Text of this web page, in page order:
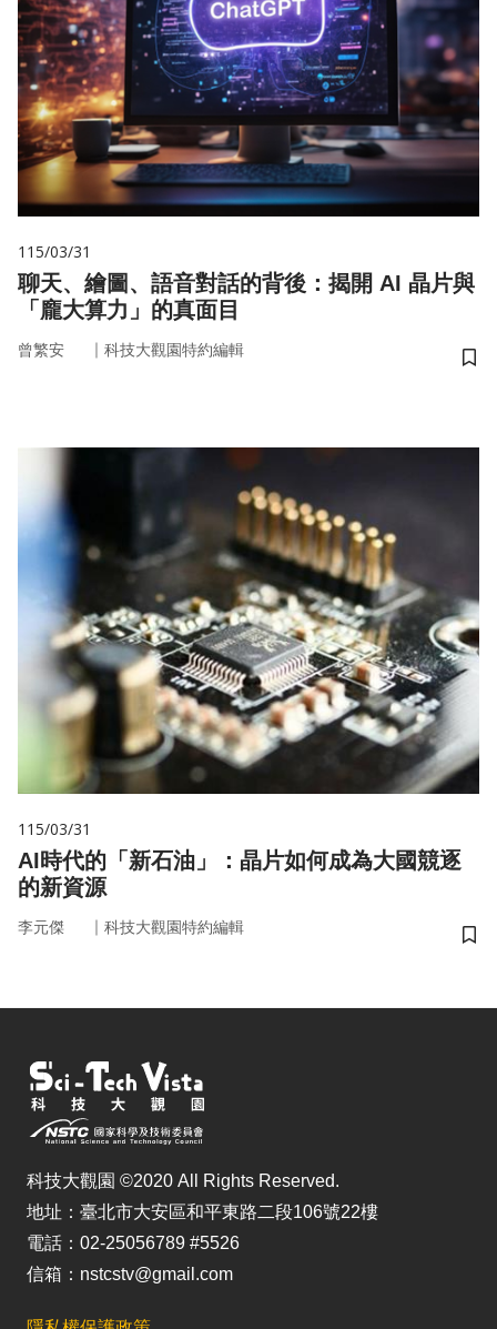
115/03/31
聊天、繪圖、語音對話的背後：揭開 AI 晶片與
「龐大算力」的真面目
曾繁安 ｜ 科技大觀園特約編輯
儲
115/03/31
AI時代的「新石油」：晶片如何成為大國競逐
的新資源
李元傑 ｜ 科技大觀園特約編輯
儲
科技大觀園 ©2020 All Rights Reserved.
地址：臺北市大安區和平東路二段106號22樓
電話：02-25056789 #5526
信箱：nstcstv@gmail.com